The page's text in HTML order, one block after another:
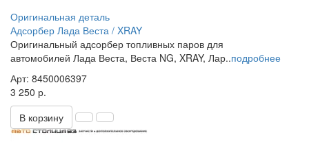
Оригинальная деталь
Адсорбер Лада Веста / XRAY
Оригинальный адсорбер топливных паров для
автомобилей Лада Веста, Веста NG, XRAY, Лар..подробнее
Арт: 8450006397
3 250 р.
В корзину